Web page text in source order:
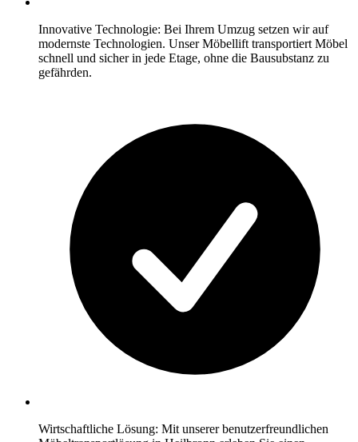
Innovative Technologie: Bei Ihrem Umzug setzen wir auf
modernste Technologien. Unser Möbellift transportiert Möbel
schnell und sicher in jede Etage, ohne die Bausubstanz zu
gefährden.
Wirtschaftliche Lösung: Mit unserer benutzerfreundlichen